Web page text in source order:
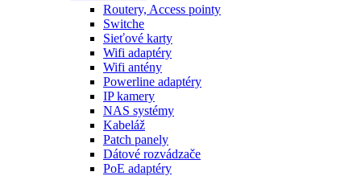
Routery, Access pointy
Switche
Sieťové karty
Wifi adaptéry
Wifi antény
Powerline adaptéry
IP kamery
NAS systémy
Kabeláž
Patch panely
Dátové rozvádzače
PoE adaptéry